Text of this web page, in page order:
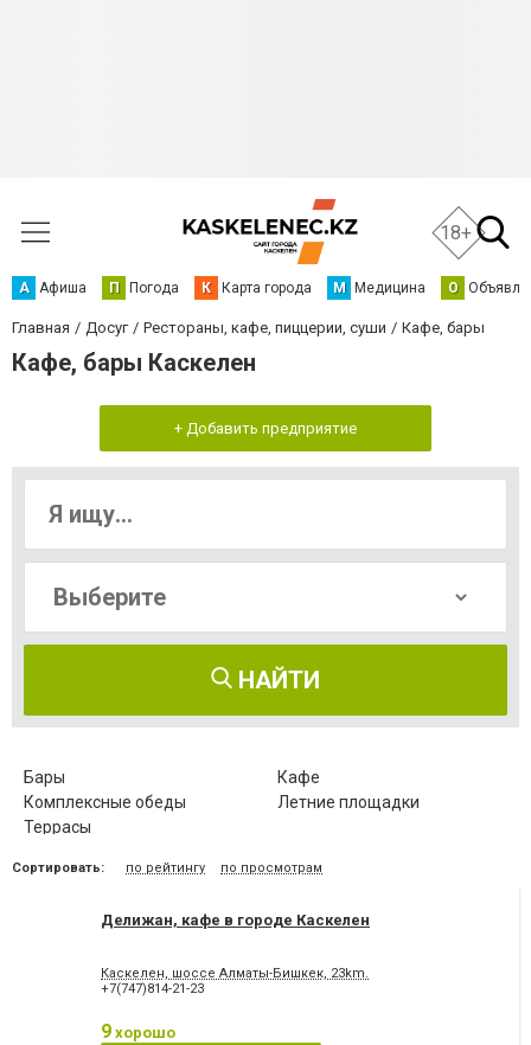
18+
А Афиша П Погода К Карта города М Медицина О
Главная Досуг Рестораны, кафе, пиццерии, суши Кафе, бары
Кафе, бары Каскелен
+ Добавить предприятие
НАЙТИ
Бары
Кафе
Комплексные обеды
Летние площадки
Террасы
Сортировать: по рейтингу по просмотрам
Делижан, кафе в городе Каскелен
Каскелен, шоссе Алматы-Бишкек, 23km.
+7(747)814-21-23
9 хорошо